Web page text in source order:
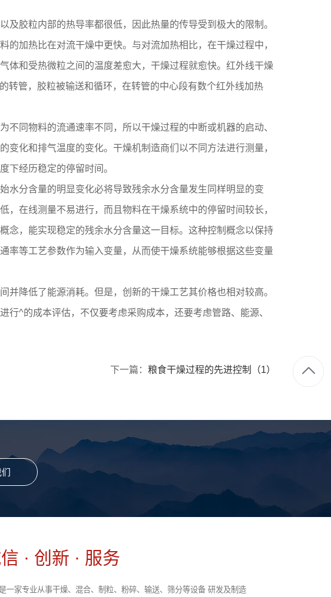
胶粒内部的热导率都很低，因此热量的传导受到极大的限制。
加热比在对流干燥中更快。与对流加热相比，在干燥过程中，
体和受热微粒之间的温度差愈大，干燥过程就愈快。红外线干燥
转管，胶粒被输送和循环，在转管的中心段有数个红外线加热
同物料的流通速率不同，所以干燥过程的中断或机器的启动、
化和排气温度的变化。干燥机制造商们以不同方法进行测量，
下经历稳定的停留时间。
分含量的明显变化必将导致残余水分含量发生同样明显的变
在线测量不易进行，而且物料在干燥系统中的停留时间较长，
念，能实现稳定的残余水分含量这一目标。这种控制概念以保持
率等工艺参数作为输入变量，从而使干燥系统能够根据这些变量
降低了能源消耗。但是，创新的干燥工艺其价格也相对较高。
^的成本评估，不仅要考虑采购成本，还要考虑管路、能源、
下一篇： 粮食干燥过程的先进控制（1）
· 创新 · 服务
一家专业从事干燥、混合、制粒、粉碎、输送、筛分等设备 研发及制造